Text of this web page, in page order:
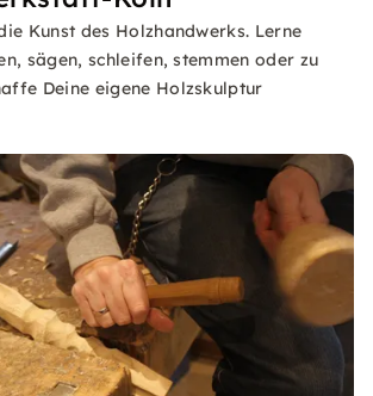
Kunst des Holzhandwerks. Lerne
sägen, schleifen, stemmen oder zu
Deine eigene Holzskulptur